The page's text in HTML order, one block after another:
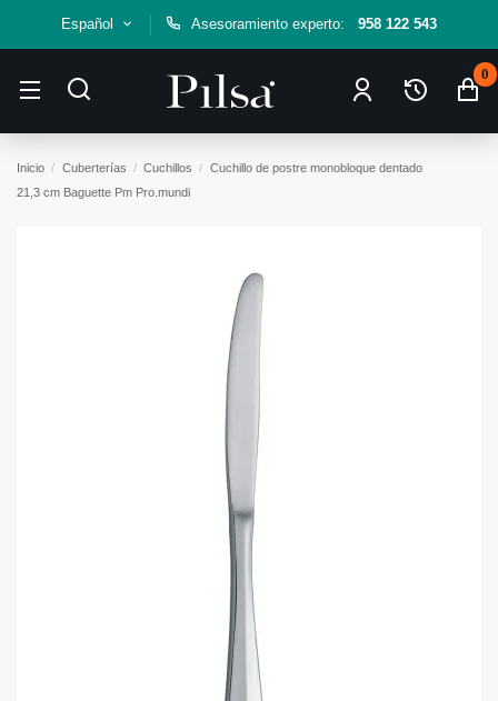
Español Asesoramiento experto: 958 122 543
0
Inicio Cuberterías Cuchillos
Cuchillo de postre monobloque dentado
21,3 cm Baguette Pm Pro.mundi